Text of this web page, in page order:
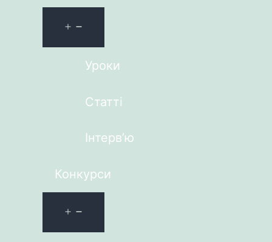
Уроки
Статті
Інтерв’ю
Конкурси